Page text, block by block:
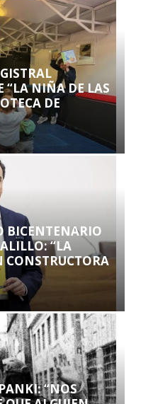
“LA NIÑA DE LAS
DE
BICENTENARIO
“LA
CONSTRUCTORA
“NOS